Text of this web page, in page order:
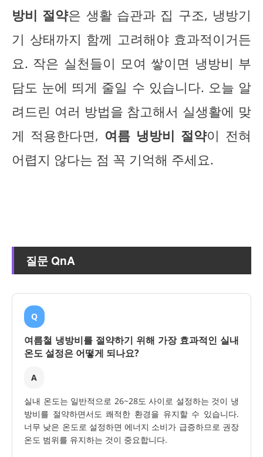
방비 절약은 생활 습관과 집 구조, 냉방기
기 상태까지 함께 고려해야 효과적이거든
요. 작은 실천들이 모여 쌓이면 냉방비 부
담도 눈에 띄게 줄일 수 있습니다. 오늘 알
려드린 여러 방법을 참고해서 실생활에 맞
게 적용한다면, 여름 냉방비 절약이 전혀
어렵지 않다는 점 꼭 기억해 주세요.
질문 QnA
Q
여름철 냉방비를 절약하기 위해 가장 효과적인 실내
온도 설정은 어떻게 되나요?
A
실내 온도는 일반적으로 26~28도 사이로 설정하는 것이 냉
방비를 절약하면서도 쾌적한 환경을 유지할 수 있습니다.
너무 낮은 온도로 설정하면 에너지 소비가 급증하므로 권장
온도 범위를 유지하는 것이 중요합니다.